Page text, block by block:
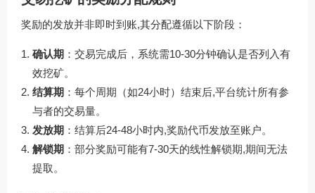
奖励的发放并非即时到账,其分配遵循以下阶段：
确认期 ：交易完成后，系统需10-30分钟确认是否列入有
效挖矿。
结算期 ：每个周期（如24小时）结束后,平台统计所有参
与者的交易量。
发放期 ：结算后24-48小时内,奖励代币发放至账户。
解锁期 ：部分奖励可能有7-30天的线性解锁期,期间无法
提取。